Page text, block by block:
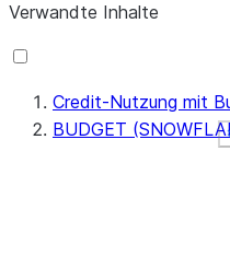
Verwandte Inhalte
Credit-Nutzung mit
BUDGET